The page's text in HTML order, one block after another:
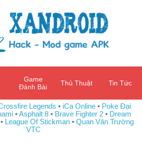
Game
Đánh Bài
Thủ Thuật Tin Tức
Legends • iCa Online• Poke Đại
•Asphalt 8• Brave Fighter 2• Dream
• League Of Stickman • Quan Vân Trường
VTC